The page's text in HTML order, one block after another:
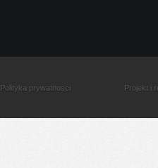
Polityka prywatnosci Projekt i